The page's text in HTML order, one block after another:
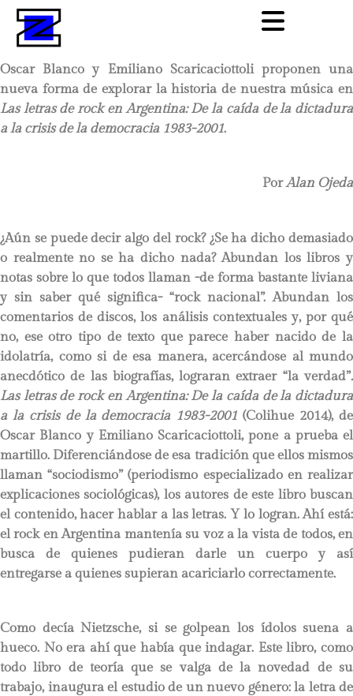
Oscar Blanco y Emiliano Scaricaciottoli proponen una
nueva forma de explorar la historia de nuestra música en
Las letras de rock en Argentina: De la caída de la dictadura
a la crisis de la democracia 1983-2001.
PorAlan Ojeda
¿Aún se puede decir algo del rock? ¿Se ha dicho demasiado
o realmente no se ha dicho nada? Abundan los libros y
notas sobre lo que todos llaman -de forma bastante liviana
y sin saber qué significa- “rock nacional”. Abundan los
comentarios de discos, los análisis contextuales y, por qué
no, ese otro tipo de texto que parece haber nacido de la
idolatría, como si de esa manera, acercándose al mundo
anecdótico de las biografías, lograran extraer “la verdad”.
Las letras de rock en Argentina: De la caída de la dictadura
a la crisis de la democracia 1983-2001 (Colihue 2014), de
Oscar Blanco y Emiliano Scaricaciottoli, pone a prueba el
martillo. Diferenciándose de esa tradición que ellos mismos
llaman “sociodismo” (periodismo especializado en realizar
explicaciones sociológicas), los autores de este libro buscan
el contenido, hacer hablar a las letras. Y lo logran. Ahí está:
el rock en Argentina mantenía su voz a la vista de todos, en
busca de quienes pudieran darle un cuerpo y así
entregarse a quienes supieran acariciarlo correctamente.
Como decía Nietzsche, si se golpean los ídolos suena a
hueco. No era ahí que había que indagar. Este libro, como
todo libro de teoría que se valga de la novedad de su
trabajo, inaugura el estudio de un nuevo género: la letra de